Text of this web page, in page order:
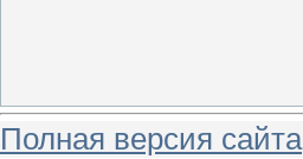
Полная версия сайта